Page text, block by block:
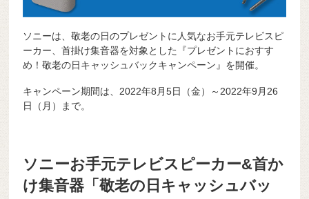
ソニーは、敬老の日のプレゼントに人気なお手元テレビスピ
ーカー、首掛け集音器を対象とした『プレゼントにおすす
め！敬老の日キャッシュバックキャンペーン』を開催。
キャンペーン期間は、2022年8月5日（金）～2022年9月26
日（月）まで。
ソニーお手元テレビスピーカー&首か
け集音器「敬老の日キャッシュバッ